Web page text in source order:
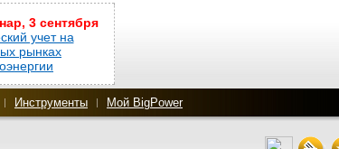
3 сентября
учет на
рынках
Инструменты Мой BigPower